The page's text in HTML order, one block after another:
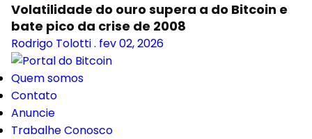
Volatilidade do ouro supera a do Bitcoin e
bate pico da crise de 2008
Rodrigo Tolotti. fev 02, 2026
Quem somos
Contato
Anuncie
Trabalhe Conosco